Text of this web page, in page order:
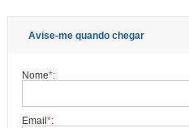
Avise-me quando chegar
Nome*:
Email*: